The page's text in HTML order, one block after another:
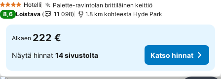
4 Tähtiluokitus
Hotelli Palette-ravintolan brittiläinen keittiö
8,6 Loistava 11 098 1.8 km kohteesta Hyde Park
Alkaen 222 €
Näytä hinnat 14 sivustolta Katso hinnat